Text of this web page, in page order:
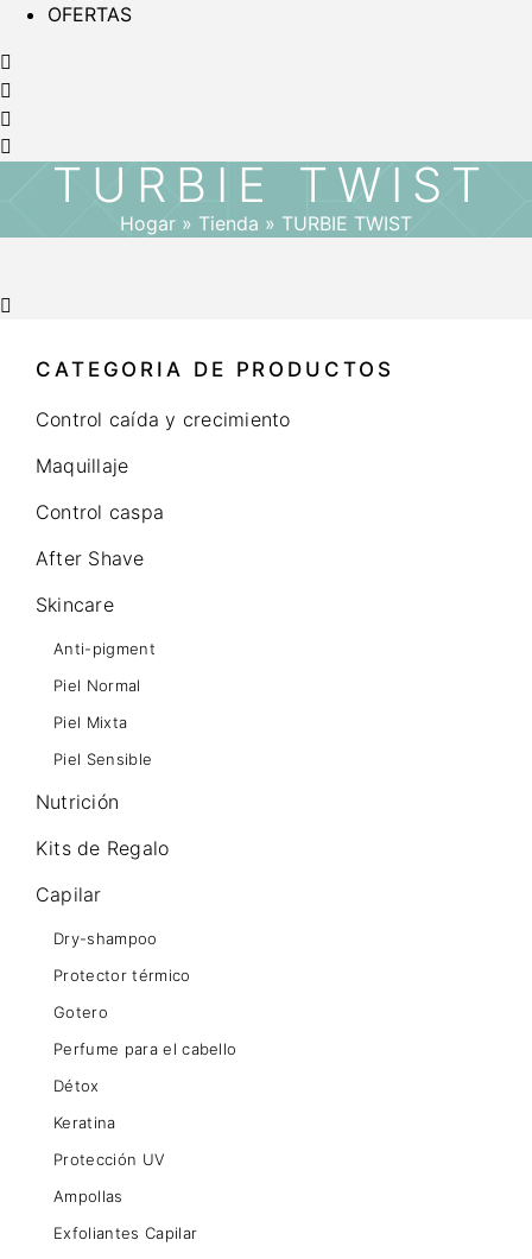
OFERTAS
TURBIE TWIST
Hogar » Tienda » TURBIE TWIST
CATEGORIA DE PRODUCTOS
Control caída y crecimiento
Maquillaje
Control caspa
After Shave
Skincare
Anti-pigment
Piel Normal
Piel Mixta
Piel Sensible
Nutrición
Kits de Regalo
Capilar
Dry-shampoo
Protector térmico
Gotero
Perfume para el cabello
Détox
Keratina
Protección UV
Ampollas
Exfoliantes Capilar